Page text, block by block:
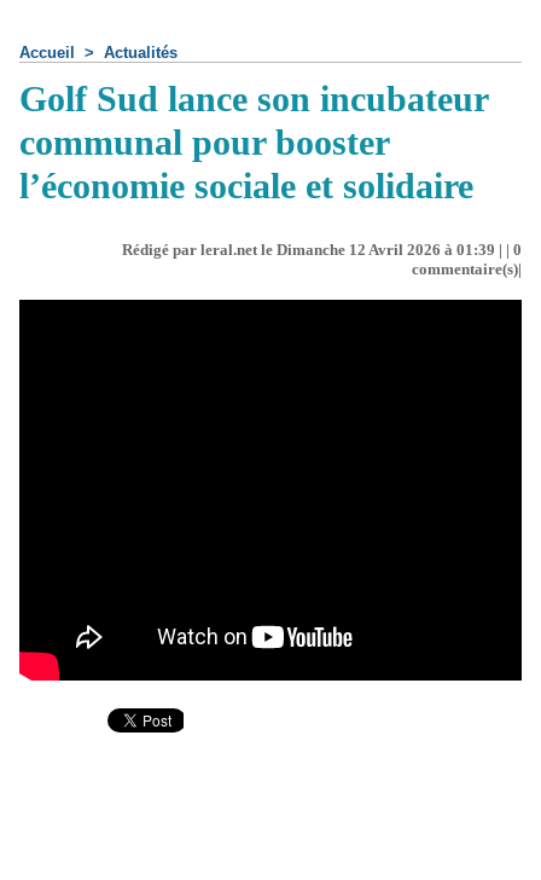
Accueil > Actualités
Golf Sud lance son incubateur
communal pour booster
l’économie sociale et solidaire
Rédigé par leral.net le Dimanche 12 Avril 2026 à 01:39 | | 0
commentaire(s)|